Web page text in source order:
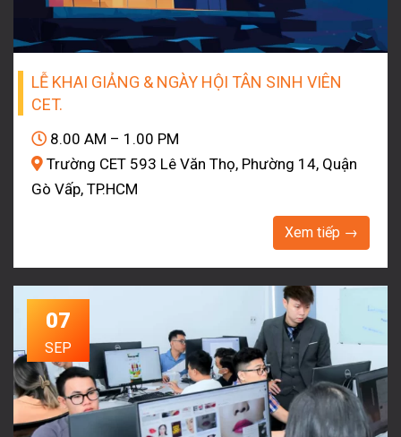
LỄ KHAI GIẢNG & NGÀY HỘI TÂN SINH VIÊN
CET.
8.00 AM – 1.00 PM
Trường CET 593 Lê Văn Thọ, Phường 14, Quận
Gò Vấp, TP.HCM
Xem tiếp →
07
SEP